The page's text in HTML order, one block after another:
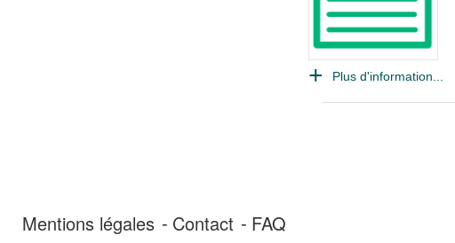
Plus d'information...
Mentions légales Contact FAQ